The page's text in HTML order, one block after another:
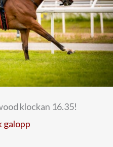
klockan 16.35!
galopp